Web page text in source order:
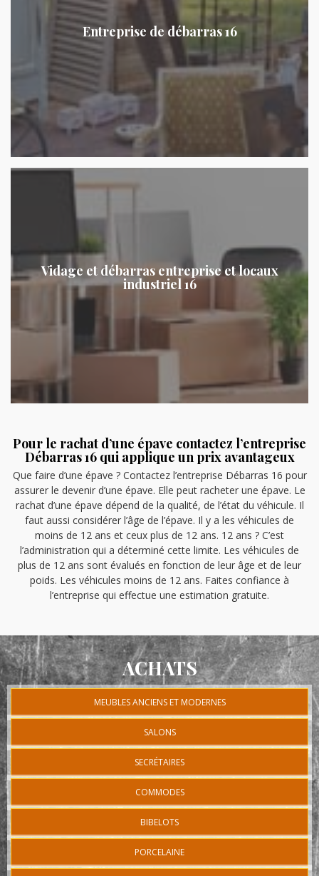
Entreprise de débarras 16
Vidage et débarras entreprise et locaux
industriel 16
Pour le rachat d’une épave contactez l’entreprise
Débarras 16 qui applique un prix avantageux
Que faire d’une épave ? Contactez l’entreprise Débarras 16 pour
assurer le devenir d’une épave. Elle peut racheter une épave. Le
rachat d’une épave dépend de la qualité, de l’état du véhicule. Il
faut aussi considérer l’âge de l’épave. Il y a les véhicules de
moins de 12 ans et ceux plus de 12 ans. 12 ans ? C’est
l’administration qui a déterminé cette limite. Les véhicules de
plus de 12 ans sont évalués en fonction de leur âge et de leur
poids. Les véhicules moins de 12 ans. Faites confiance à
l’entreprise qui effectue une estimation gratuite.
ACHATS
MEUBLES ANCIENS ET MODERNES
SALONS
SECRÉTAIRES
COMMODES
BIBELOTS
PORCELAINE